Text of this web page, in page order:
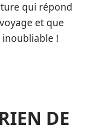
qui répond
et que
!
DE